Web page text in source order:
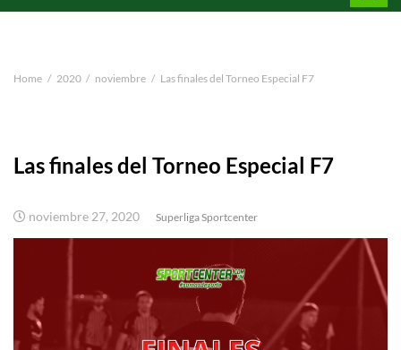
Home 2020 noviembre Las finales del Torneo Especial F7
Las finales del Torneo Especial F7
noviembre 27, 2020 Superliga Sportcenter